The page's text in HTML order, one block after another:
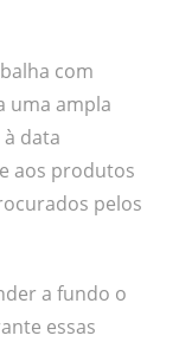
com
uma ampla
data
aos produtos
pelos
a fundo o
essas